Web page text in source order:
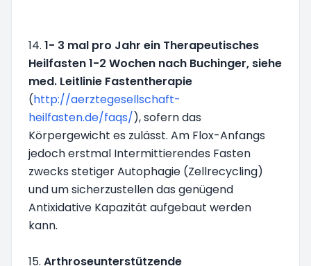
14. 1- 3 mal pro Jahr ein Therapeutisches
Heilfasten 1-2 Wochen nach Buchinger, siehe
med. Leitlinie Fastentherapie
(http://aerztegesellschaft-
heilfasten.de/faqs/), sofern das
Körpergewicht es zulässt. Am Flox-Anfangs
jedoch erstmal Intermittierendes Fasten
zwecks stetiger Autophagie (Zellrecycling)
und um sicherzustellen das genügend
Antixidative Kapazität aufgebaut werden
kann.
15. Arthroseunterstützende